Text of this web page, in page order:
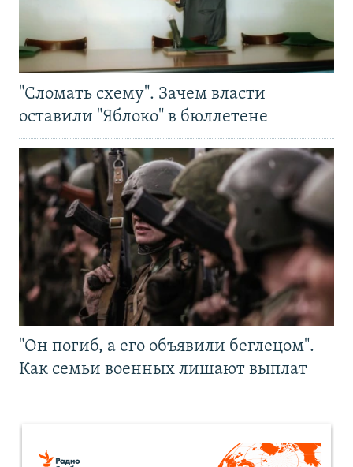
"Сломать схему". Зачем власти
оставили "Яблоко" в бюллетене
"Он погиб, а его объявили беглецом".
Как семьи военных лишают выплат